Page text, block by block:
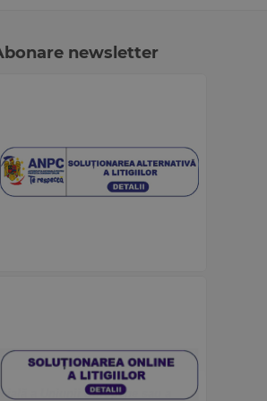
newsletter
a Uniunii Europene sau a